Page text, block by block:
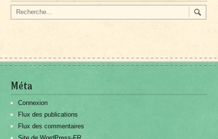
Méta
Connexion
Flux des publications
Flux des commentaires